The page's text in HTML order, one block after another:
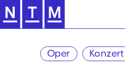
Zur
Oper Konzert